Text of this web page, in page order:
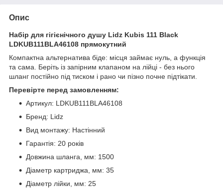
Опис
Набір для гігієнічного душу Lidz Kubis 111 Black
LDKUB111BLA46108 прямокутний
Компактна альтернатива біде: місця займає нуль, а функція
та сама. Беріть із запірним клапаном на лійці - без нього
шланг постійно під тиском і рано чи пізно почне підтікати.
Перевірте перед замовленням:
Артикул: LDKUB111BLA46108
Бренд: Lidz
Вид монтажу: Настінний
Гарантія: 20 років
Довжина шланга, мм: 1500
Діаметр картриджа, мм: 35
Діаметр лійки, мм: 25